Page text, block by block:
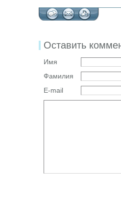
Оставить
Имя
Фамилия
E-mail